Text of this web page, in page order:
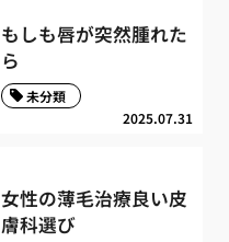
もしも唇が突然腫れた
ら
2025.07.31
未分類
女性の薄毛治療良い皮
膚科選び